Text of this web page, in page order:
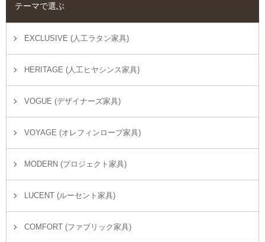
テーマで選ぶ
EXCLUSIVE (人工ラタン家具)
HERITAGE (人工ヒヤシンス家具)
VOGUE (デザイナーズ家具)
VOYAGE (オレフィンロープ家具)
MODERN (プロジェクト家具)
LUCENT (ルーセント家具)
COMFORT (ファブリック家具)